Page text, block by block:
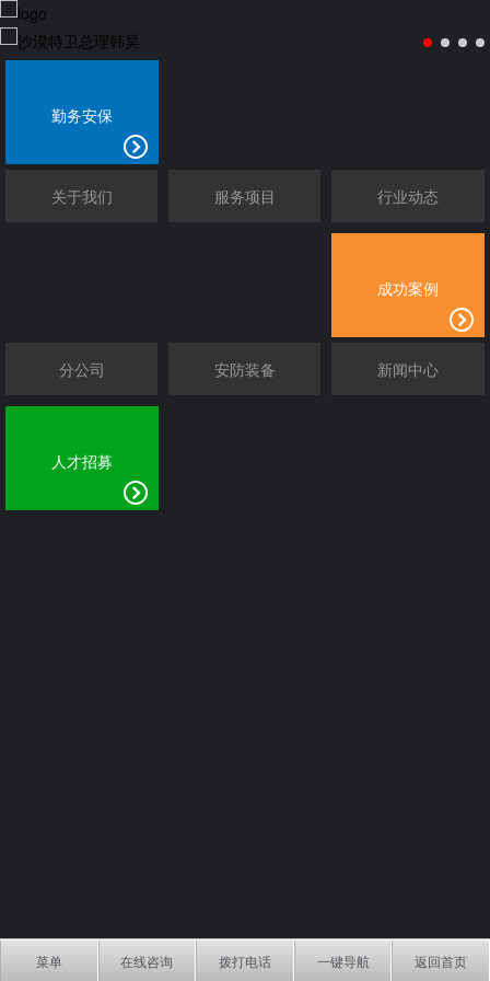
勤务安保
关于我们 服务项目 行业动态
成功案例
分公司 安防装备 新闻中心
人才招募
菜单 在线咨询 拨打电话 一键导航 返回首页